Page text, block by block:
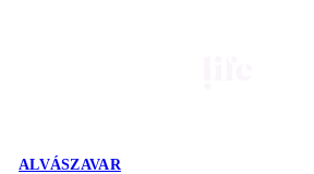
ALVÁSZAVAR